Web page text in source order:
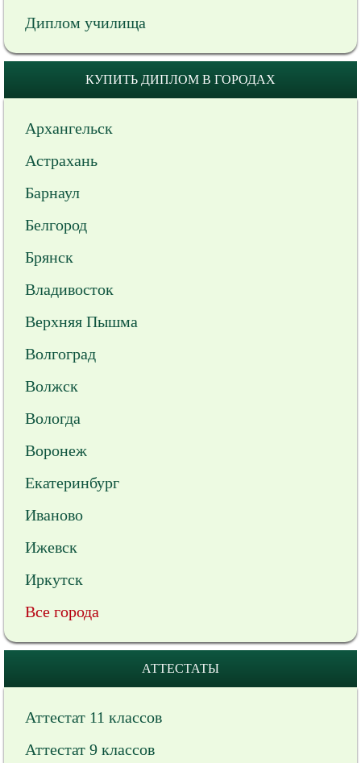
Диплом училища
КУПИТЬ ДИПЛОМ В ГОРОДАХ
Архангельск
Астрахань
Барнаул
Белгород
Брянск
Владивосток
Верхняя Пышма
Волгоград
Волжск
Вологда
Воронеж
Екатеринбург
Иваново
Ижевск
Иркутск
Все города
АТТЕСТАТЫ
Аттестат 11 классов
Аттестат 9 классов